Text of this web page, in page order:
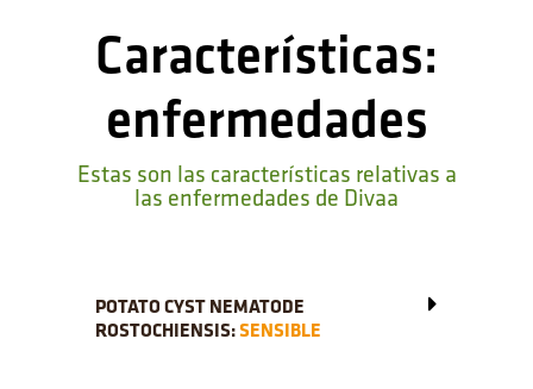
Características:
enfermedades
Estas son las características relativas a
las enfermedades de Divaa
POTATO CYST NEMATODE
ROSTOCHIENSIS:SENSIBLE